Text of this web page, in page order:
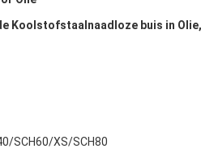
Koolstofstaalnaadloze buis in
SCH60/XS/SCH80